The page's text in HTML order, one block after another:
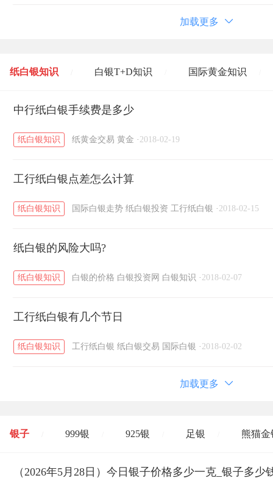
加载更多
纸白银知识 白银T+D知识 国际黄金知识
黄金T+D知识 / 粤贵银知识
中行纸白银手续费是多少
纸白银知识 纸黄金交易 黄金 · 2018-02-19
工行纸白银点差怎么计算
纸白银知识 国际白银走势 纸白银投资 工行纸白银 · 2018-02-15
纸白银的风险大吗?
纸白银知识 白银的价格 白银投资网 白银知识 · 2018-02-07
工行纸白银有几个节日
纸白银知识 工行纸白银 纸白银交易 国际白银 · 2018-02-02
加载更多
银子 999银 925银 足银 熊猫金
开国纪念币 大清银币 / 长城币 / 老
（2026年5月28日）今日银子价格多少一克_银子多少